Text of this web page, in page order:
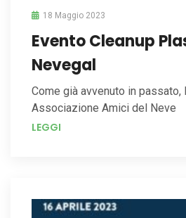
18 Maggio 2023
Evento Cleanup
Nevegal
Come già avvenuto in passato,
Associazione Amici del Neve
LEGGI